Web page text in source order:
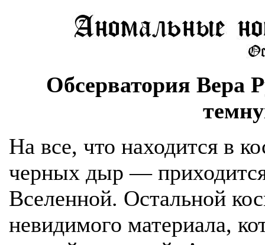
Обсерватория Вера
На все, что находится в
черных дыр —
Вселенной. Остальной
невидимого материала,